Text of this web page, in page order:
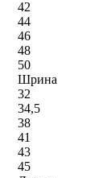
42
44
46
48
50
Шрина
32
34,5
38
41
43
45